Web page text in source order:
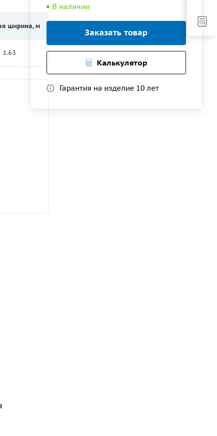
В наличии
Заказать товар
Калькулятор
Гарантия на изделие 10 лет
ширина, м
1.63